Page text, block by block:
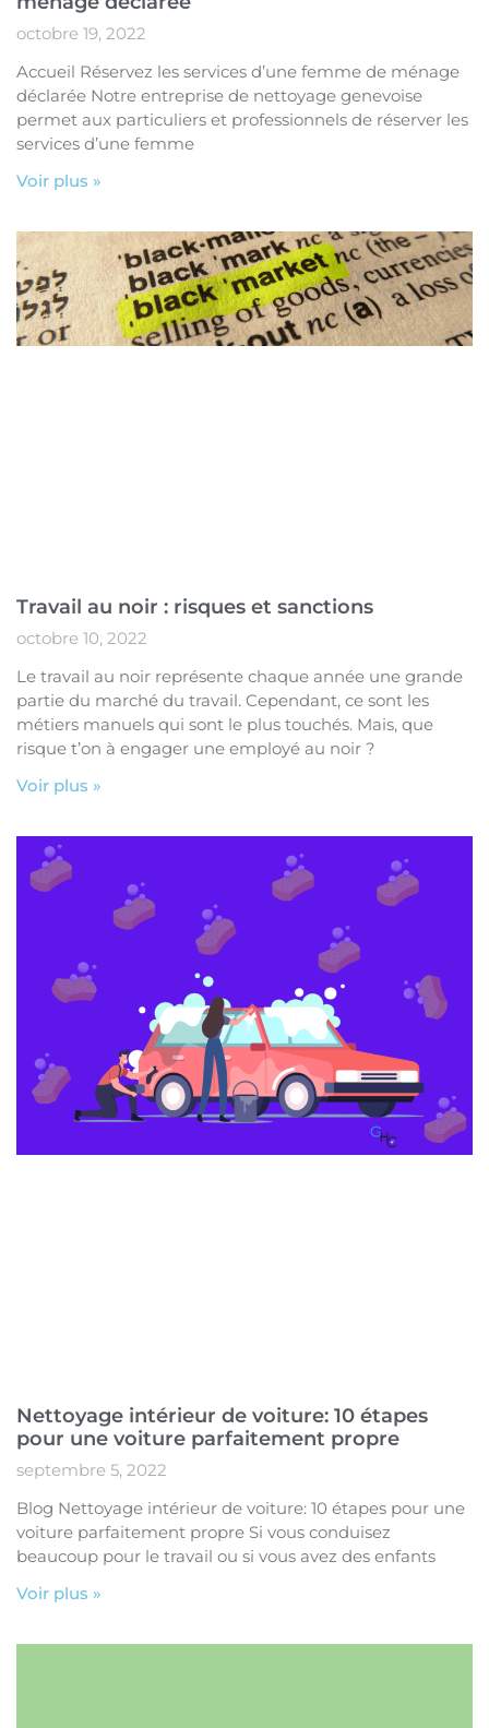
octobre 19, 2022
Accueil Réservez les services d’une femme de ménage
déclarée Notre entreprise de nettoyage genevoise
permet aux particuliers et professionnels de réserver les
services d’une femme
Voir plus »
Travail au noir : risques et sanctions
octobre 10, 2022
Le travail au noir représente chaque année une grande
partie du marché du travail. Cependant, ce sont les
métiers manuels qui sont le plus touchés. Mais, que
risque t’on à engager une employé au noir ?
Voir plus »
Nettoyage intérieur de voiture: 10 étapes
pour une voiture parfaitement propre
septembre 5, 2022
Blog Nettoyage intérieur de voiture: 10 étapes pour une
voiture parfaitement propre Si vous conduisez
beaucoup pour le travail ou si vous avez des enfants
Voir plus »